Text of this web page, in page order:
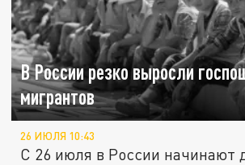
В России резко выросли
мигрантов
26 ИЮЛЯ 10:43
С 26 июля в России начинают